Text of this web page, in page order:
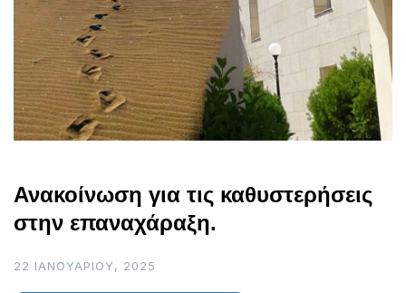
Ανακοίνωση για τις καθυστερήσεις
στην επαναχάραξη.
22 ΙΑΝΟΥΑΡΊΟΥ, 2025